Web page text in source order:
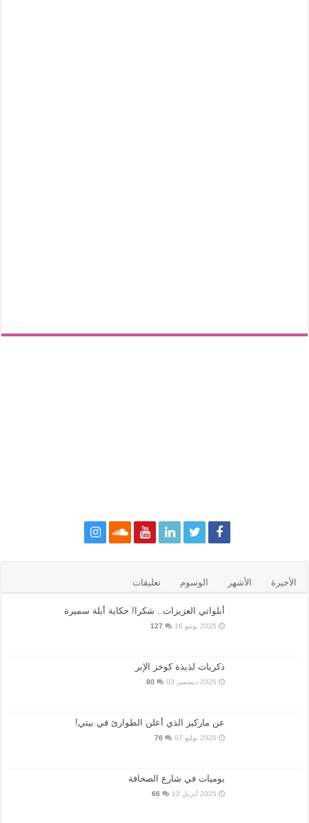
الأخيرة الأشهر الوسوم تعليقات
أبلواتي العزيزات.. شكرا! حكاية أبلة سميرة
2025 يونيو 16 127
ذكريات لذيذة كوخز الإبر
2025 ديسمبر 03 80
عن ماركيز الذي أعلن الطوارئ في بيتي!
2025 يوليو 07 76
يوميات في شارع الصحافة
2025 أبريل 13 66